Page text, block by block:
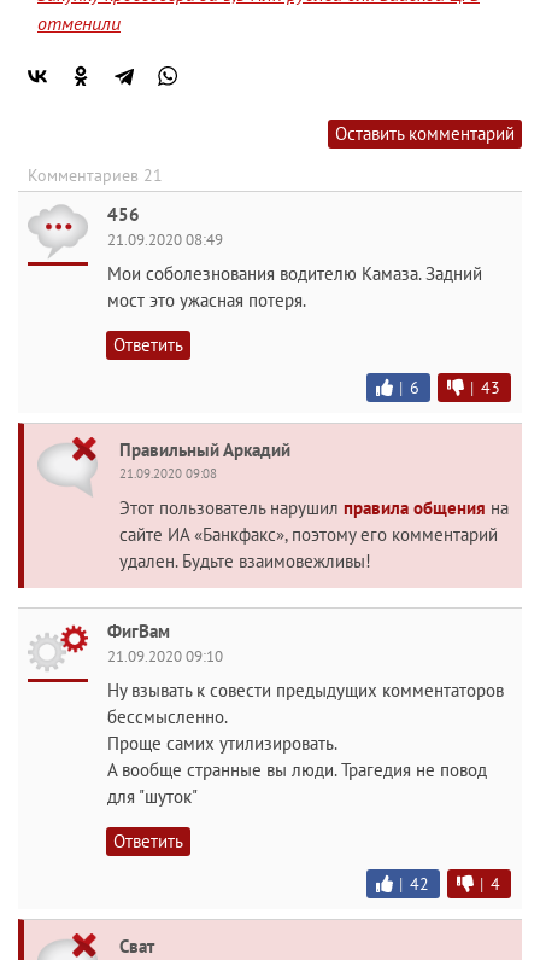
отменили
Оставить комментарий
Комментариев 21
456
21.09.2020 08:49
Мои соболезнования водителю Камаза. Задний
мост это ужасная потеря.
Ответить
| 6 | 43
Правильный Аркадий
21.09.2020 09:08
Этот пользователь нарушил правила общения на
сайте ИА «Банкфакс», поэтому его комментарий
удален. Будьте взаимовежливы!
ФигВам
21.09.2020 09:10
Ну взывать к совести предыдущих комментаторов
бессмысленно.
Проще самих утилизировать.
А вообще странные вы люди. Трагедия не повод
для "шуток"
Ответить
| 42 | 4
Сват